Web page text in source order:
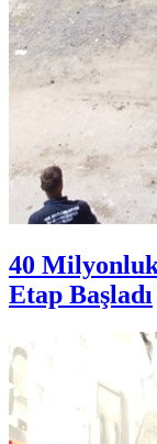
40 Milyonluk
Etap Başladı